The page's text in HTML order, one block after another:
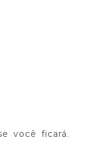
você ficará.